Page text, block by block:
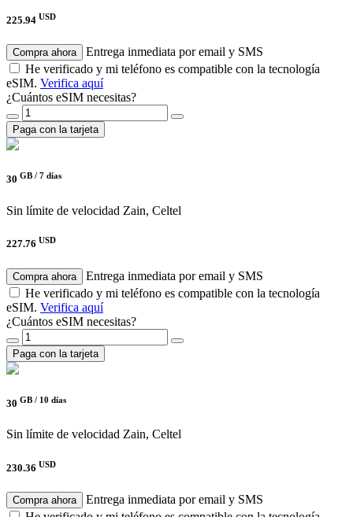
225.94 USD
Compra ahora
Entrega inmediata por email y SMS
He verificado y mi teléfono es compatible con la tecnología
eSIM. Verifica aquí
¿Cuántos eSIM necesitas?
Paga con la tarjeta
30 GB / 7 días
Sin límite de velocidad Zain, Celtel
227.76 USD
Compra ahora
Entrega inmediata por email y SMS
He verificado y mi teléfono es compatible con la tecnología
eSIM. Verifica aquí
¿Cuántos eSIM necesitas?
Paga con la tarjeta
30 GB / 10 días
Sin límite de velocidad Zain, Celtel
230.36 USD
Compra ahora
Entrega inmediata por email y SMS